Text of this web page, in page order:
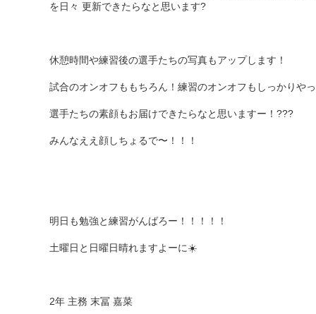
を日々 更新できたらなと思います?
休憩時間や練習後の選手たちの写真もアップします！
試合のオンオフももちろん！練習のオンオフもしっかりや
選手たちの素顔もお届けできたらなと思いますー！???
みんなええ顔しちょるで〜！！！
明日も勉強と練習がんばろー！！！！！
土曜日と日曜日晴れますよーに☀️
2年 主務 末冨 嘉菜